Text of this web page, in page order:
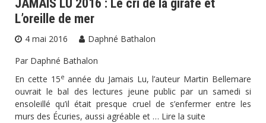
JAMAIS LU 2016 : Le cri de la girafe et
L’oreille de mer
4 mai 2016
Daphné Bathalon
Par Daphné Bathalon
En cette 15e année du Jamais Lu, l’auteur Martin Bellemare
ouvrait le bal des lectures jeune public par un samedi si
ensoleillé qu’il était presque cruel de s’enfermer entre les
murs des Écuries, aussi agréable et … Lire la suite